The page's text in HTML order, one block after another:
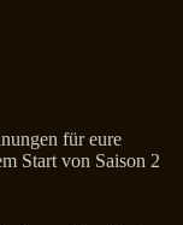
für eure
Start von Saison 2